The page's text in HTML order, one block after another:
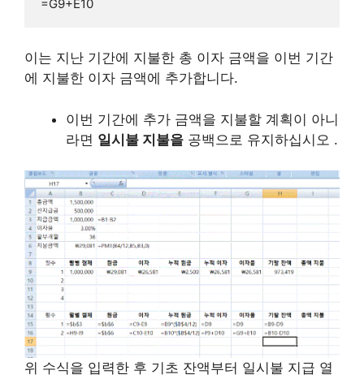
=G9+E10
이는 지난 기간에 지불한 총 이자 금액을 이번 기간
에 지불한 이자 금액에 추가합니다.
이번 기간에 추가 금액을 지불할 계획이 아니
라면 일시불 지불을 공백으로 유지하십시오 .
위 수식을 입력한 후 기초 잔액부터 일시불 지급 열